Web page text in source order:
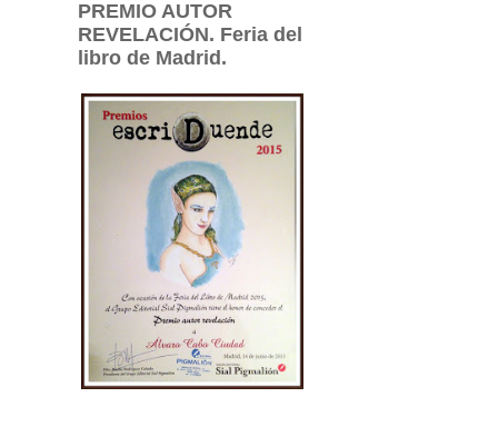
PREMIO AUTOR
REVELACIÓN. Feria del
libro de Madrid.